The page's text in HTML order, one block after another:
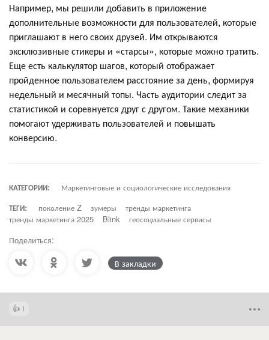
Например, мы решили добавить в приложение
дополнительные возможности для пользователей, которые
приглашают в него своих друзей. Им открываются
эксклюзивные стикеры и «старсы», которые можно тратить.
Еще есть калькулятор шагов, который отображает
пройденное пользователем расстояние за день, формируя
недельный и месячный топы. Часть аудитории следит за
статистикой и соревнуется друг с другом. Такие механики
помогают удерживать пользователей и повышать
конверсию.
КАТЕГОРИИ:
Маркетинговые и социологические исследования
ТЕГИ:
поколение Z зумеры
тренды маркетинга
тренды маркетинга 2025
Blink геосоциальные сервисы
Поделиться:
В закладки
1